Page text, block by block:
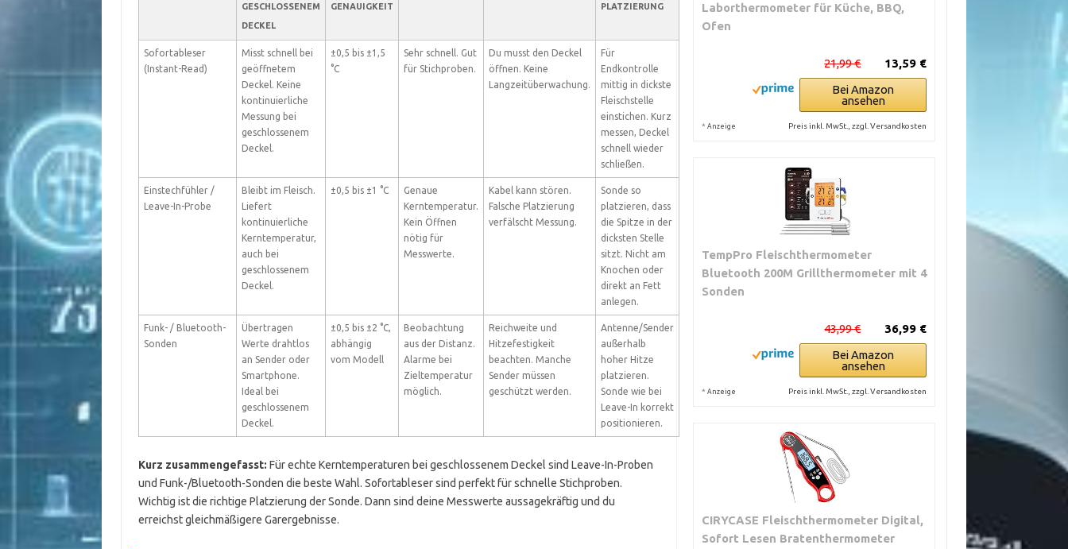
GESCHLOSSENEM
DECKEL
GENAUIGKEIT
PLATZIERUNG
Sofortableser
(Instant-Read)
Misst schnell bei
geöffnetem
Deckel. Keine
kontinuierliche
Messung bei
geschlossenem
Deckel.
±0,5 bis ±1,5
°C
Sehr schnell. Gut
für Stichproben.
Du musst den Deckel
öffnen. Keine
Langzeitüberwachung.
Für
Endkontrolle
mittig in dickste
Fleischstelle
einstichen. Kurz
messen, Deckel
schnell wieder
schließen.
Einstechfühler /
Leave-In-Probe
Bleibt im Fleisch.
Liefert
kontinuierliche
Kerntemperatur,
auch bei
geschlossenem
Deckel.
±0,5 bis ±1 °C
Genaue
Kerntemperatur.
Kein Öffnen
nötig für
Messwerte.
Kabel kann stören.
Falsche Platzierung
verfälscht Messung.
Sonde so
platzieren, dass
die Spitze in der
dicksten Stelle
sitzt. Nicht am
Knochen oder
direkt an Fett
anlegen.
Funk- / Bluetooth-
Sonden
Übertragen
Werte drahtlos
an Sender oder
Smartphone.
Ideal bei
geschlossenem
Deckel.
±0,5 bis ±2 °C,
abhängig
vom Modell
Beobachtung
aus der Distanz.
Alarme bei
Zieltemperatur
möglich.
Reichweite und
Hitzefestigkeit
beachten. Manche
Sender müssen
geschützt werden.
Antenne/Sender
außerhalb
hoher Hitze
platzieren.
Sonde wie bei
Leave-In korrekt
positionieren.
Kurz zusammengefasst: Für echte Kerntemperaturen bei geschlossenem Deckel sind Leave-In-Proben
und Funk-/Bluetooth-Sonden die beste Wahl. Sofortableser sind perfekt für schnelle Stichproben.
Wichtig ist die richtige Platzierung der Sonde. Dann sind deine Messwerte aussagekräftig und du
erreichst gleichmäßigere Garergebnisse.
Laborthermometer für Küche, BBQ,
Ofen
13,59 €
21,99 €
Bei Amazon
ansehen
* Anzeige Preis inkl. MwSt., zzgl. Versandkosten
TempPro Fleischthermometer
Bluetooth 200M Grillthermometer mit 4
Sonden
36,99 €
43,99 €
Bei Amazon
ansehen
* Anzeige Preis inkl. MwSt., zzgl. Versandkosten
CIRYCASE Fleischthermometer Digital,
Sofort Lesen Bratenthermometer